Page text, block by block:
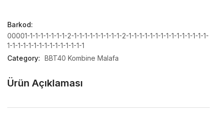
Barkod:
00001-1-1-1-1-1-1-1-2-1-1-1-1-1-1-1-1-1-2-1-1-1-1-1-1-1-1-1-1-1-1-1-1-1-
1-1-1-1-1-1-1-1-1-1-1-1-1-1-1
Category: BBT40 Kombine Malafa
Ürün Açıklaması